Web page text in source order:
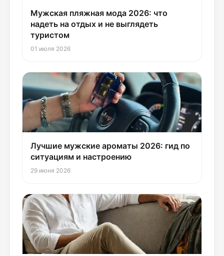
Мужская пляжная мода 2026: что
надеть на отдых и не выглядеть
туристом
01 июля 2026
Лучшие мужские ароматы 2026: гид по
ситуациям и настроению
29 июня 2026